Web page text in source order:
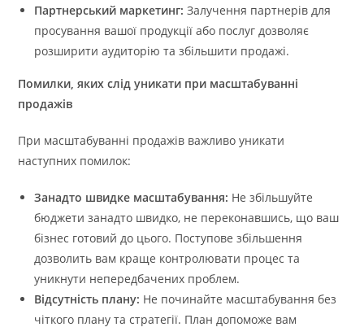
Партнерський маркетинг: Залучення партнерів для
просування вашої продукції або послуг дозволяє
розширити аудиторію та збільшити продажі.
Помилки, яких слід уникати при масштабуванні
продажів
При масштабуванні продажів важливо уникати
наступних помилок:
Занадто швидке масштабування: Не збільшуйте
бюджети занадто швидко, не переконавшись, що ваш
бізнес готовий до цього. Поступове збільшення
дозволить вам краще контролювати процес та
уникнути непередбачених проблем.
Відсутність плану: Не починайте масштабування без
чіткого плану та стратегії. План допоможе вам